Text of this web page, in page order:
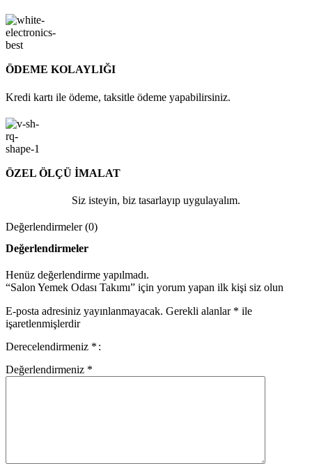
ÖDEME KOLAYLIĞI
Kredi kartı ile ödeme, taksitle ödeme yapabilirsiniz.
ÖZEL ÖLÇÜ İMALAT
Siz isteyin, biz tasarlayıp uygulayalım.
Değerlendirmeler (0)
Değerlendirmeler
Henüz değerlendirme yapılmadı.
“Salon Yemek Odası Takımı” için yorum yapan ilk kişi siz olun
E-posta adresiniz yayınlanmayacak. Gerekli alanlar * ile
işaretlenmişlerdir
Derecelendirmeniz *
Değerlendirmeniz *